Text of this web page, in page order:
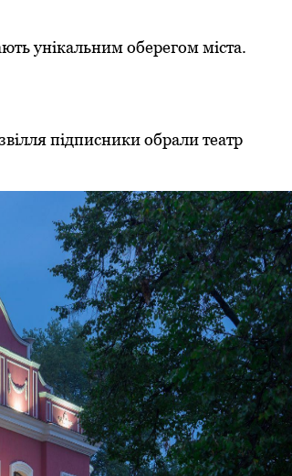
унікальним оберегом міста.
підписники обрали театр